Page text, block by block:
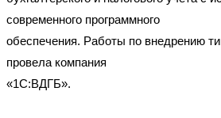
современного программного
обеспечения. Работы по внедрению
провела компания
«1С:ВДГБ».